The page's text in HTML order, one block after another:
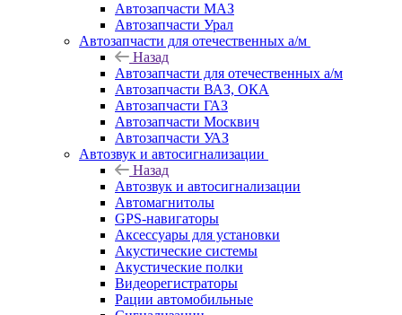
Автозапчасти МАЗ
Автозапчасти Урал
Автозапчасти для отечественных а/м
Назад
Автозапчасти для отечественных а/м
Автозапчасти ВАЗ, ОКА
Автозапчасти ГАЗ
Автозапчасти Москвич
Автозапчасти УАЗ
Автозвук и автосигнализации
Назад
Автозвук и автосигнализации
Автомагнитолы
GPS-навигаторы
Аксессуары для установки
Акустические системы
Акустические полки
Видеорегистраторы
Рации автомобильные